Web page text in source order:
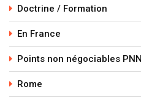
Doctrine / Formation
En France
Points non négociables PNN
Rome